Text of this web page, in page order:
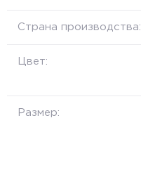
Страна производства:
Цвет:
Размер: